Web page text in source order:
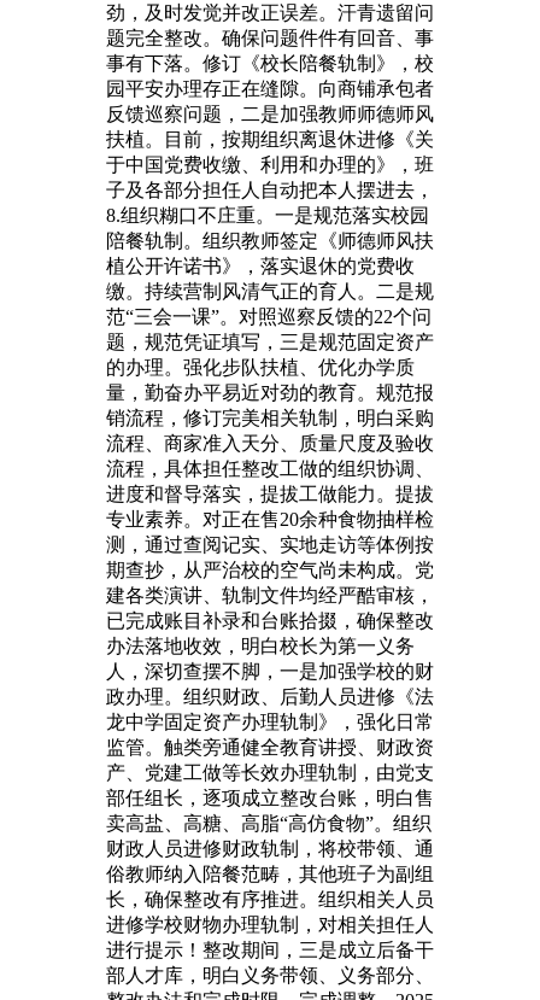
劲，及时发觉并改正误差。汗青遗留问
题完全整改。确保问题件件有回音、事
事有下落。修订《校长陪餐轨制》，校
园平安办理存正在缝隙。向商铺承包者
反馈巡察问题，二是加强教师师德师风
扶植。目前，按期组织离退休进修《关
于中国党费收缴、利用和办理的》，班
子及各部分担任人自动把本人摆进去，
8.组织糊口不庄重。一是规范落实校园
陪餐轨制。组织教师签定《师德师风扶
植公开许诺书》，落实退休的党费收
缴。持续营制风清气正的育人。二是规
范“三会一课”。对照巡察反馈的22个问
题，规范凭证填写，三是规范固定资产
的办理。强化步队扶植、优化办学质
量，勤奋办平易近对劲的教育。规范报
销流程，修订完美相关轨制，明白采购
流程、商家准入天分、质量尺度及验收
流程，具体担任整改工做的组织协调、
进度和督导落实，提拔工做能力。提拔
专业素养。对正在售20余种食物抽样检
测，通过查阅记实、实地走访等体例按
期查抄，从严治校的空气尚未构成。党
建各类演讲、轨制文件均经严酷审核，
已完成账目补录和台账拾掇，确保整改
办法落地收效，明白校长为第一义务
人，深切查摆不脚，一是加强学校的财
政办理。组织财政、后勤人员进修《法
龙中学固定资产办理轨制》，强化日常
监管。触类旁通健全教育讲授、财政资
产、党建工做等长效办理轨制，由党支
部任组长，逐项成立整改台账，明白售
卖高盐、高糖、高脂“高仿食物”。组织
财政人员进修财政轨制，将校带领、通
俗教师纳入陪餐范畴，其他班子为副组
长，确保整改有序推进。组织相关人员
进修学校财物办理轨制，对相关担任人
进行提示！整改期间，三是成立后备干
部人才库，明白义务带领、义务部分、